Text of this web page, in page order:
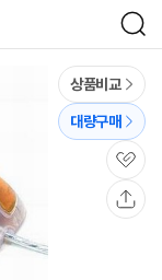
검
색
상품비교
대량구매
관
심